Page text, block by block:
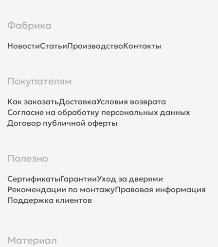
Фабрика
НовостиСтатьиПроизводствоКонтакты
Покупателям
Как заказатьДоставкаУсловия возврата
Согласие на обработку персональных данных
Договор публичной оферты
Полезно
СертификатыГарантииУход за дверями
Рекомендации по монтажуПравовая информация
Поддержка клиентов
Материал